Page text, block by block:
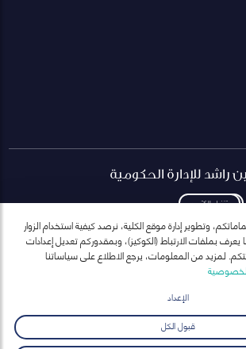
راشد للإدارة الحكومية
تنزيل الكتيب
ارسال
وتطوير إدارة موقع الكلية، نرصد كيفية استخدام الزوار
بملفات الارتباط (الكوكيز)، وبمقدوركم تعديل إعدادات
لمزيد من المعلومات، يرجع الاطلاع على سياساتنا
الإعداد
قبول الكل